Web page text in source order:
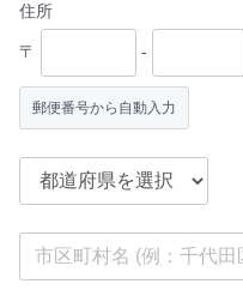
住所
〒 -
郵便番号から自動入力